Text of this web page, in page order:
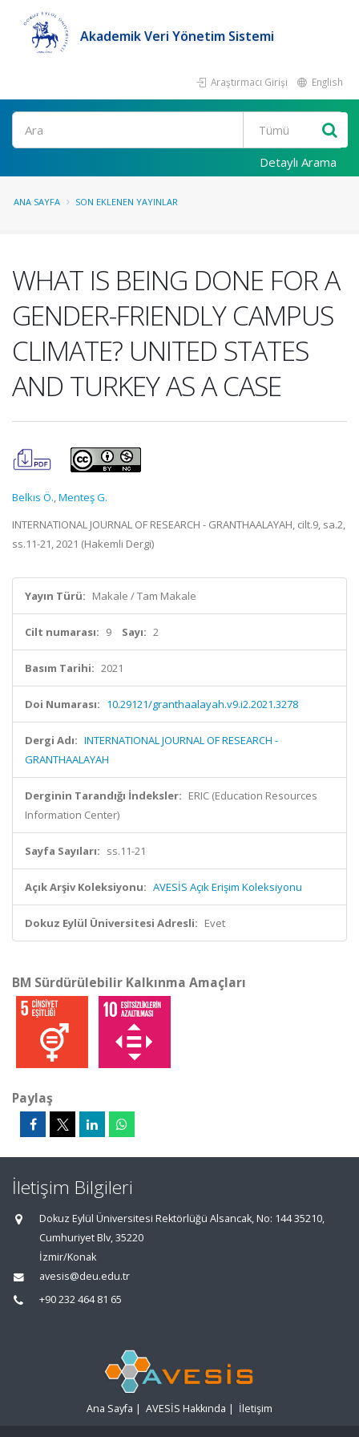
Akademik Veri Yönetim Sistemi
Araştırmacı Girişi English
Ara
Detaylı Arama
ANA SAYFA SON EKLENEN YAYINLAR
WHAT IS BEING DONE FOR A
GENDER-FRIENDLY CAMPUS
CLIMATE? UNITED STATES
AND TURKEY AS A CASE
Belkıs Ö.,Menteş G.
INTERNATIONAL JOURNAL OF RESEARCH - GRANTHAALAYAH, cilt.9, sa.2,
ss.11-21, 2021 (Hakemli Dergi)
Yayın Türü: Makale / Tam Makale
Cilt numarası: 9 Sayı: 2
Basım Tarihi: 2021
Doi Numarası: 10.29121/granthaalayah.v9.i2.2021.3278
Dergi Adı: INTERNATIONAL JOURNAL OF RESEARCH -
GRANTHAALAYAH
Derginin Tarandığı İndeksler: ERIC (Education Resources
Information Center)
Sayfa Sayıları: ss.11-21
Açık Arşiv Koleksiyonu: AVESİS Açık Erişim Koleksiyonu
Dokuz Eylül Üniversitesi Adresli: Evet
BM Sürdürülebilir Kalkınma Amaçları
Paylaş
İletişim Bilgileri
Dokuz Eylül Üniversitesi Rektörlüğü Alsancak, No: 144 35210,
Cumhuriyet Blv, 35220
İzmir/Konak
avesis@deu.edu.tr
+90 232 464 81 65
Ana Sayfa | AVESİS Hakkında | İletişim